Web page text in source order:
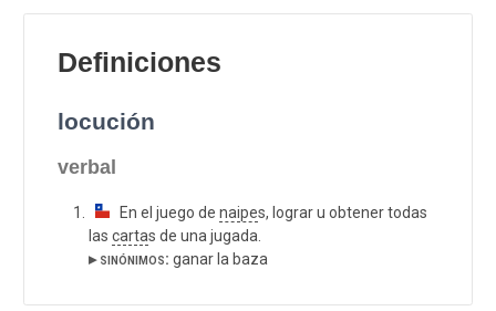
Definiciones
locución
verbal
En el juego de naipes, lograr u obtener todas
las cartas de una jugada.
▸ sinónimos: ganar la baza